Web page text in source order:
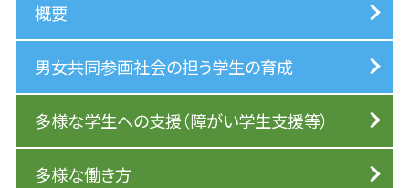
概要
男女共同参画社会の担う学生の育成
多様な学生への支援（障がい学生支援等）
多様な働き方